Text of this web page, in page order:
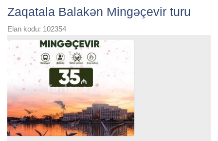
Zaqatala Balakən Mingəçevir turu
Elan kodu: 102354